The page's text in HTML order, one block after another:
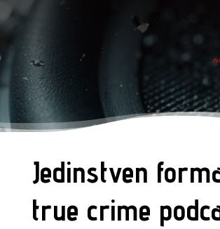
Jedinstven
true crime